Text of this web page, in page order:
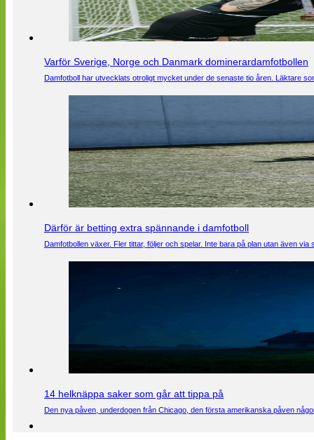
Varför Sverige, Norge och Danmark dominerardamfotbollen
Damfotboll har utvecklats otroligt mycket under de senaste tio åren. Läktare
Därför är betting extra spännande i damfotboll
Damfotbollen växer. Fler tittar, följer och spelar. Inte bara på plan utan även
14 helknäppa saker som går att tippa på
Den nya påven, underdogen från Chicago, den första amerikanska påven